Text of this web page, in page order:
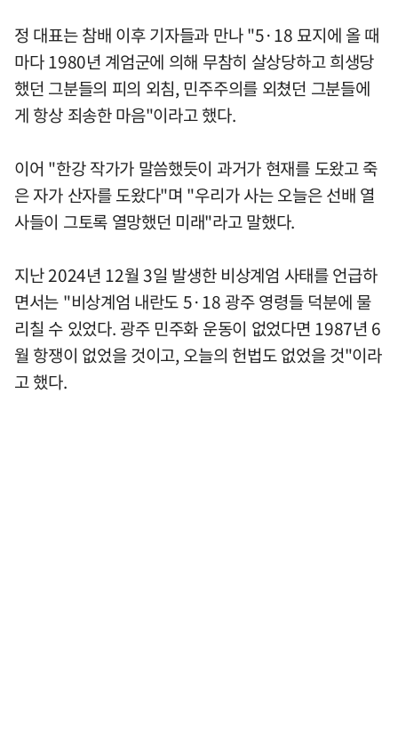
정 대표는 참배 이후 기자들과 만나 "5·18 묘지에 올 때
마다 1980년 계엄군에 의해 무참히 살상당하고 희생당
했던 그분들의 피의 외침, 민주주의를 외쳤던 그분들에
게 항상 죄송한 마음"이라고 했다.
이어 "한강 작가가 말씀했듯이 과거가 현재를 도왔고 죽
은 자가 산자를 도왔다"며 "우리가 사는 오늘은 선배 열
사들이 그토록 열망했던 미래"라고 말했다.
지난 2024년 12월 3일 발생한 비상계엄 사태를 언급하
면서는 "비상계엄 내란도 5·18 광주 영령들 덕분에 물
리칠 수 있었다. 광주 민주화 운동이 없었다면 1987년 6
월 항쟁이 없었을 것이고, 오늘의 헌법도 없었을 것"이라
고 했다.